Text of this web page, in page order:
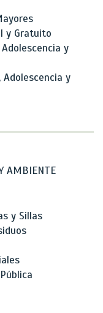
y Gratuito
y
y
AMBIENTE
y Sillas